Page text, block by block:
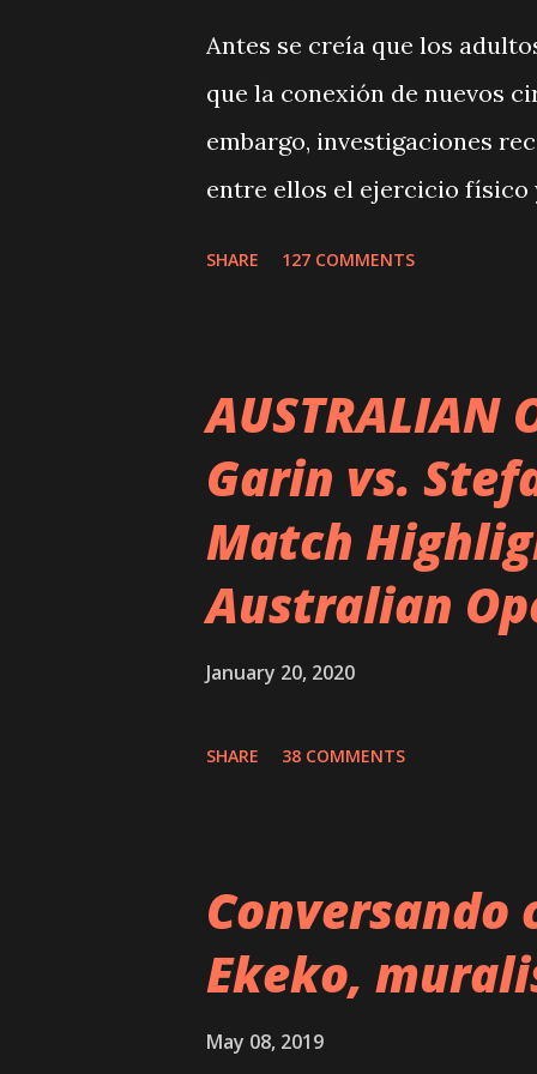
Antes se creía que los
que la conexión de nuevos
embargo, investigaciones
entre ellos el ejercicio físico
debido a que la experiencia
contrarrestar ese
gente que le pone nuevos
de mantener la función
puede alejar el riesgo de
actividad física reduce el
personas centenarias, s...
SHARE 127 COMMENTS
AUSTRALIAN
Garin vs.
Match
Australian
January 20, 2020
SHARE 38 COMMENTS
Conversando
Ekeko,
May 08, 2019